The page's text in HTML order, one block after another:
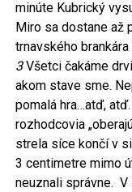
minúte Kubrický
Miro sa dostane až
trnavského
3Všetci čakáme
akom stave sme.
pomalá hra…atď,
rozhodcovia
strela síce končí v
3 centimetre mimo
neuznali správne.